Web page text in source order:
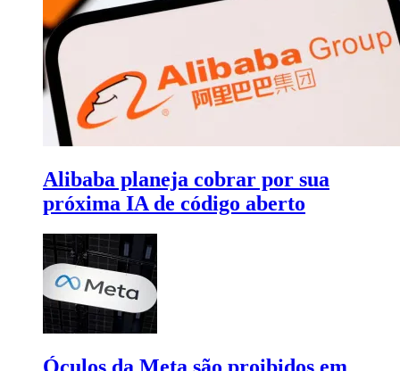
Alibaba planeja cobrar por sua
próxima IA de código aberto
Óculos da Meta são proibidos em